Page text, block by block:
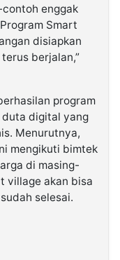
enggak
Smart
disiapkan
berjalan,”
program
digital yang
Menurutnya,
mengikuti bimtek
di masing-
village akan bisa
selesai.